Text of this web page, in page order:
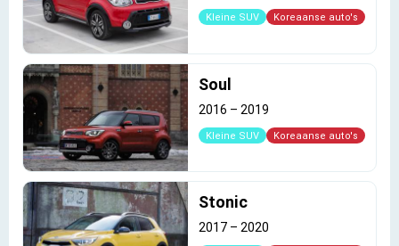
Kleine SUV Koreaanse auto's
Soul
2016 – 2019
Kleine SUV Koreaanse auto's
Stonic
2017 – 2020